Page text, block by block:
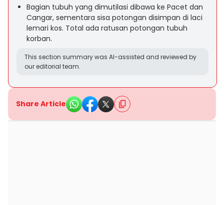
Bagian tubuh yang dimutilasi dibawa ke Pacet dan
Cangar, sementara sisa potongan disimpan di laci
lemari kos. Total ada ratusan potongan tubuh
korban.
This section summary was AI-assisted and reviewed by
our editorial team.
Share Article